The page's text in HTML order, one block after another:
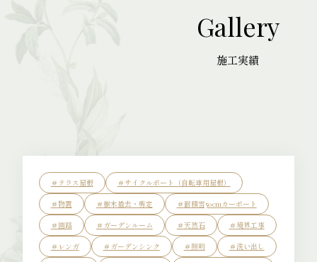
Gallery
＃テラス屋根 ＃サイクルポート（自転車用屋根）
＃物置 ＃樹木撤去・剪定 ＃耐積雪50cmカーポート
＃園路 ＃ガーデンルーム ＃天然石 ＃境界工事
＃レンガ ＃ガーデンシンク ＃照明 ＃洗い出し
About Us